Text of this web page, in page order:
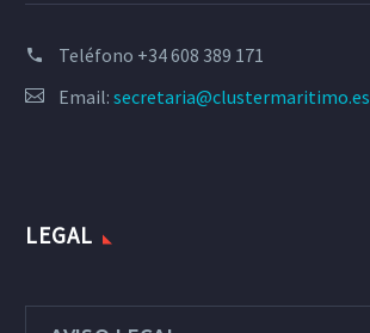
Teléfono +34 608 389 171
Email: secretaria@clustermaritimo.es
LEGAL